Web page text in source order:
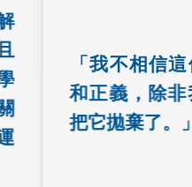
「我不相信這個
和正義，除非我
把它拋棄了。」